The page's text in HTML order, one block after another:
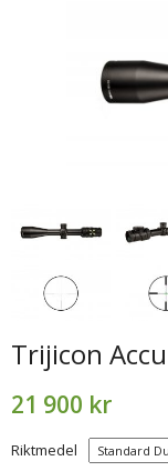
Trijicon
21 900 kr
Riktmedel